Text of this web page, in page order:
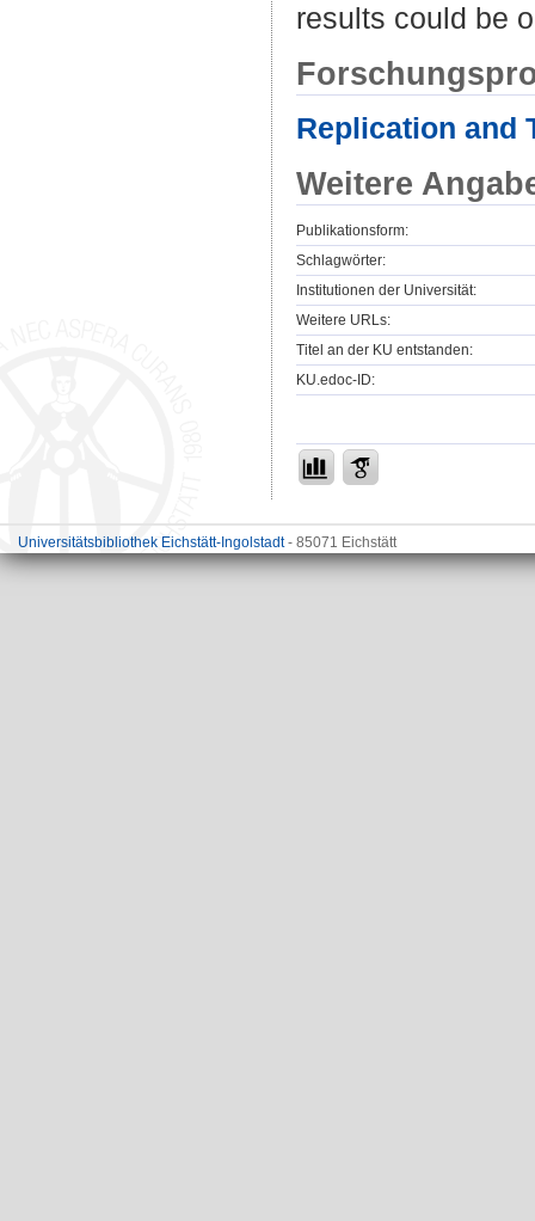
results could be
Replication and
Weitere
Publikationsform:
Schlagwörter:
Institutionen der Universität:
Weitere URLs:
Titel an der KU entstanden:
KU.edoc-ID:
Universitätsbibliothek Eichstätt-Ingolstadt- 85071 Eichstätt